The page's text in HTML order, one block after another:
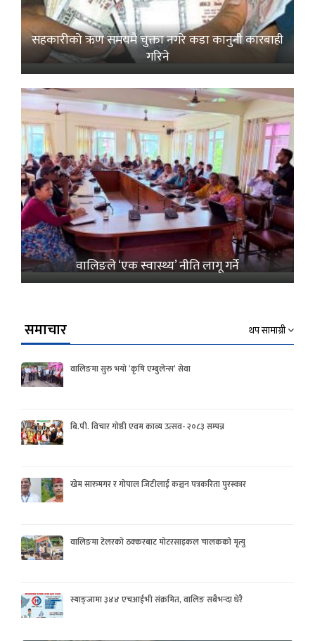
सहकारीको ऋण समयमै चुक्ता नगरे कडा कानुनी कारबाही
गरिने
वालिङले ‘एक स्वास्थ्य’ नीति लागू गर्ने
समाचार थप सामाग्री
वालिङमा सुरु भयो ‘कृषि एम्बुलेन्स’ सेवा
बि.पी. विचार गोष्ठी एवम काव्य उत्सव- २०८३ सम्पन्न
खेम सारुमगर र गोपाल जिटीलाई कञ्चन पत्रकरिता पुरस्कार
वालिङमा टेलरको ठक्करबाट मोटरसाइकल चालकको मृत्यु
स्याङ्जामा ३४४ एचआईभी संक्रमित, वालिङ सबैभन्दा धेरै